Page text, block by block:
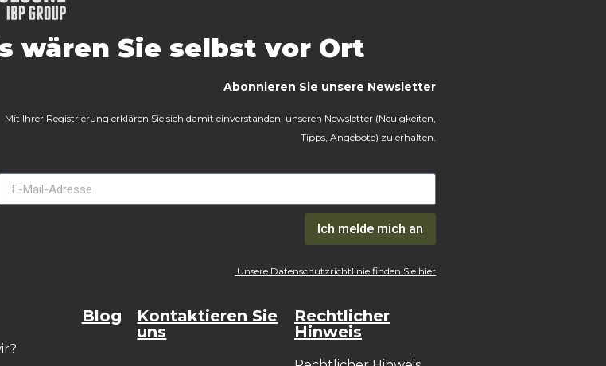
wären Sie selbst vor Ort
Abonnieren Sie unsere Newsletter
Mit Ihrer Registrierung erklären Sie sich damit einverstanden, unseren Newsletter (Neuigkeiten,
Tipps, Angebote) zu erhalten.
Ich melde mich an
Unsere Datenschutzrichtlinie finden Sie hier
Blog
Kontaktieren Sie
uns
Rechtlicher
Hinweis